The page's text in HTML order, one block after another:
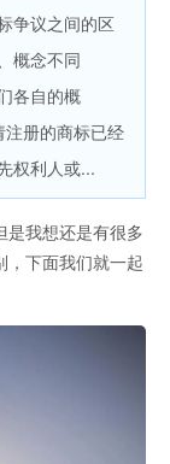
争议之间的区
、概念不同
各自的概
册的商标已经
权利人或...
我想还是有很多
，下面我们就一起